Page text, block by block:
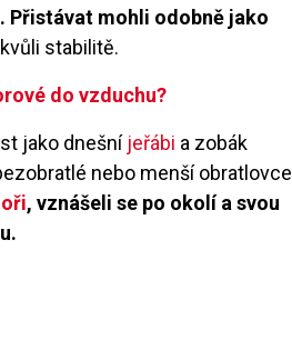
Přistávat mohli odobně jako
stabilitě.
do vzduchu?
jako dnešní jeřábi a zobák
nebo menší obratlovce
, vznášeli se po okolí a svou